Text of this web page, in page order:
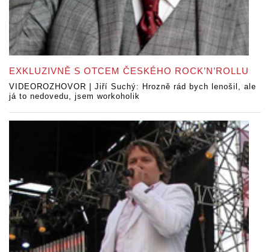
EXKLUZIVNĚ S OTCEM ČESKÉHO ROCK’N’ROLLU
VIDEOROZHOVOR | Jiří Suchý: Hrozně rád bych lenošil, ale
já to nedovedu, jsem workoholik